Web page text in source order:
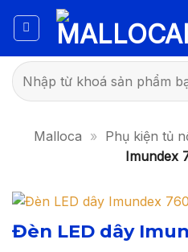
dung
Tìm
kiếm:
Malloca » Phụ kiện tủ
Imundex
Đèn LED dây